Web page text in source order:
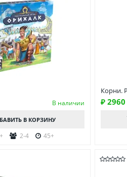
В наличии
В КОРЗИНУ
2-4 45+
Корни.
₽ 2960